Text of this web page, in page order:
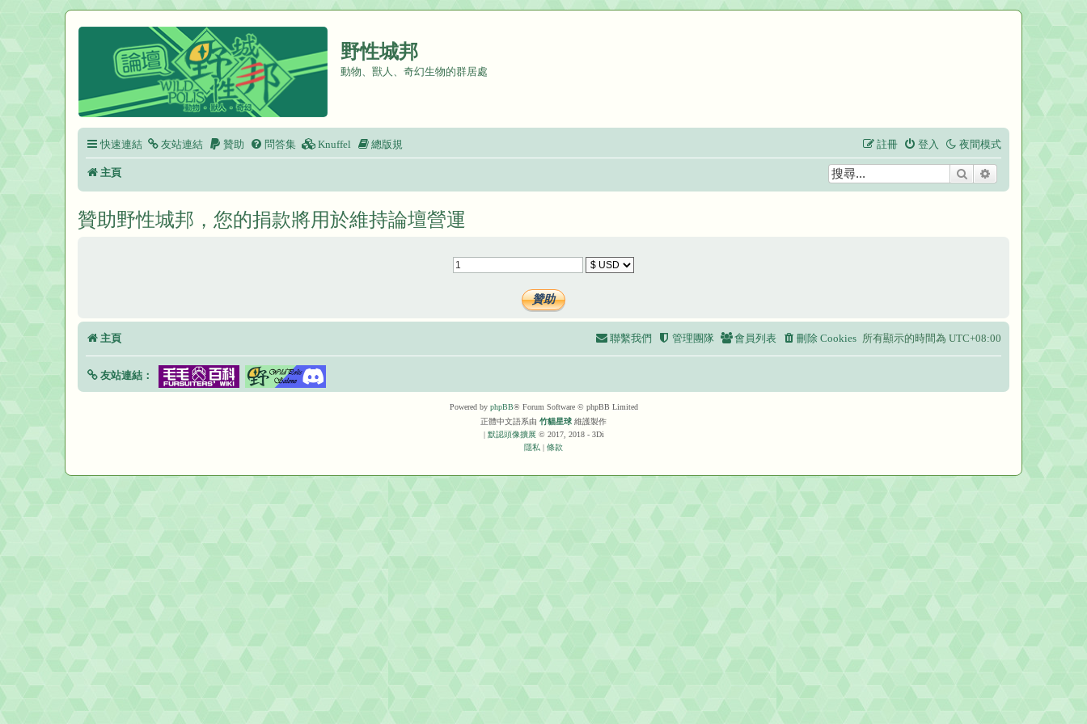
野性城邦
動物、獸人、奇幻生物的群居處
快速連結 夜間模式
友站連結 贊助 問答集 Knuffel 總版規 登入
註冊
主頁 搜尋
贊助野性城邦，您的捐款將用於維持論壇營運
主頁 所有顯示的時間為 UTC+08:00
刪除 Cookies
會員列表
管理團隊
聯繫我們
友站連結：
Powered by phpBB® Forum Software © phpBB Limited
正體中文語系由 竹貓星球 維護製作
| 默認頭像擴展 © 2017, 2018 - 3Di
隱私 | 條款